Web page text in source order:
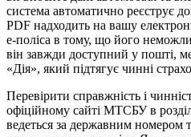
система автоматично реєструє
PDF надходить на вашу
е-поліса в тому, що його
він завжди доступний у пошті,
«Дія», який підтягує чинні
Перевірити справжність і
офіційному сайті МТСБУ в
ведеться за державним номером